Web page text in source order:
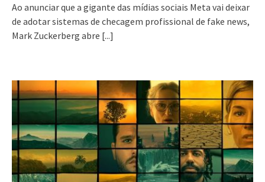
Ao anunciar que a gigante das mídias sociais Meta vai deixar
de adotar sistemas de checagem profissional de fake news,
Mark Zuckerberg abre [...]